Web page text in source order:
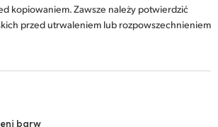
kopiowaniem. Zawsze należy potwierdzić
przed utrwaleniem lub rozpowszechnieniem
barw